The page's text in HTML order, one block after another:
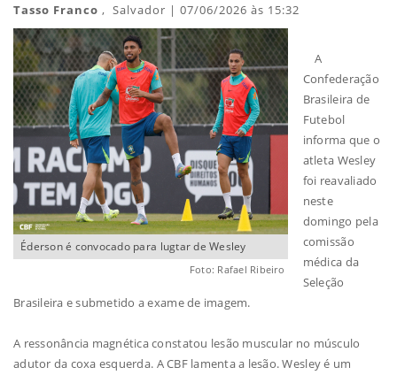
Tasso Franco , Salvador | 07/06/2026 às 15:32
Éderson é convocado para lugtar de Wesley
Foto: Rafael Ribeiro
A
Confederação
Brasileira de
Futebol
informa que o
atleta Wesley
foi reavaliado
neste
domingo pela
comissão
médica da
Seleção
Brasileira e submetido a exame de imagem.
A ressonância magnética constatou lesão muscular no músculo
adutor da coxa esquerda. A CBF lamenta a lesão. Wesley é um